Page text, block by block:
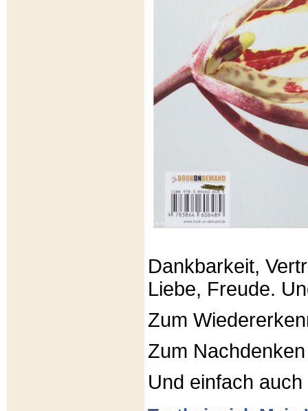
Dankbarkeit,
Liebe, Freude.
Zum
Zum Nachdenken
Und einfach